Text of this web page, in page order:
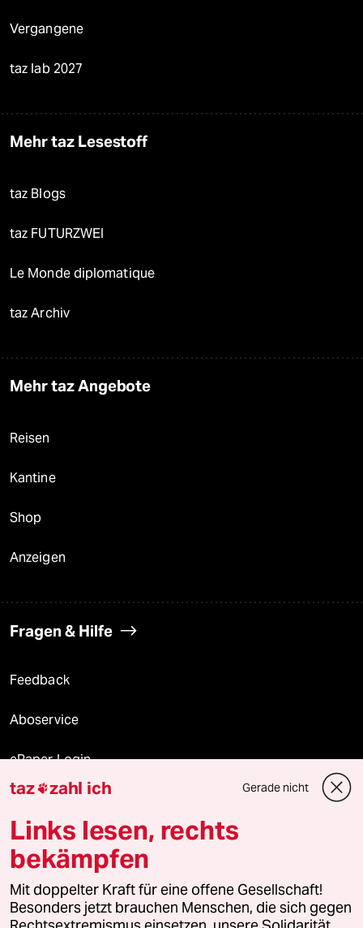
Vergangene
taz lab 2027
Mehr taz Lesestoff
taz Blogs
taz FUTURZWEI
Le Monde diplomatique
taz Archiv
Mehr taz Angebote
Reisen
Kantine
Shop
Anzeigen
Fragen & Hilfe
Feedback
Aboservice
ePaper Login
Downloads für Abonnierende
© 2026 taz Verlags und Vertriebs GmbH
Alle Rechte vorbehalten. Bei rechtlichen Fragen oder für Genehmigungen
wenden Sie sich bitte an
lizenzen@taz.de
taz zahl ich Gerade nicht
Links lesen, rechts
bekämpfen
Mit doppelter Kraft für eine offene Gesellschaft!
Besonders jetzt brauchen Menschen, die sich gegen